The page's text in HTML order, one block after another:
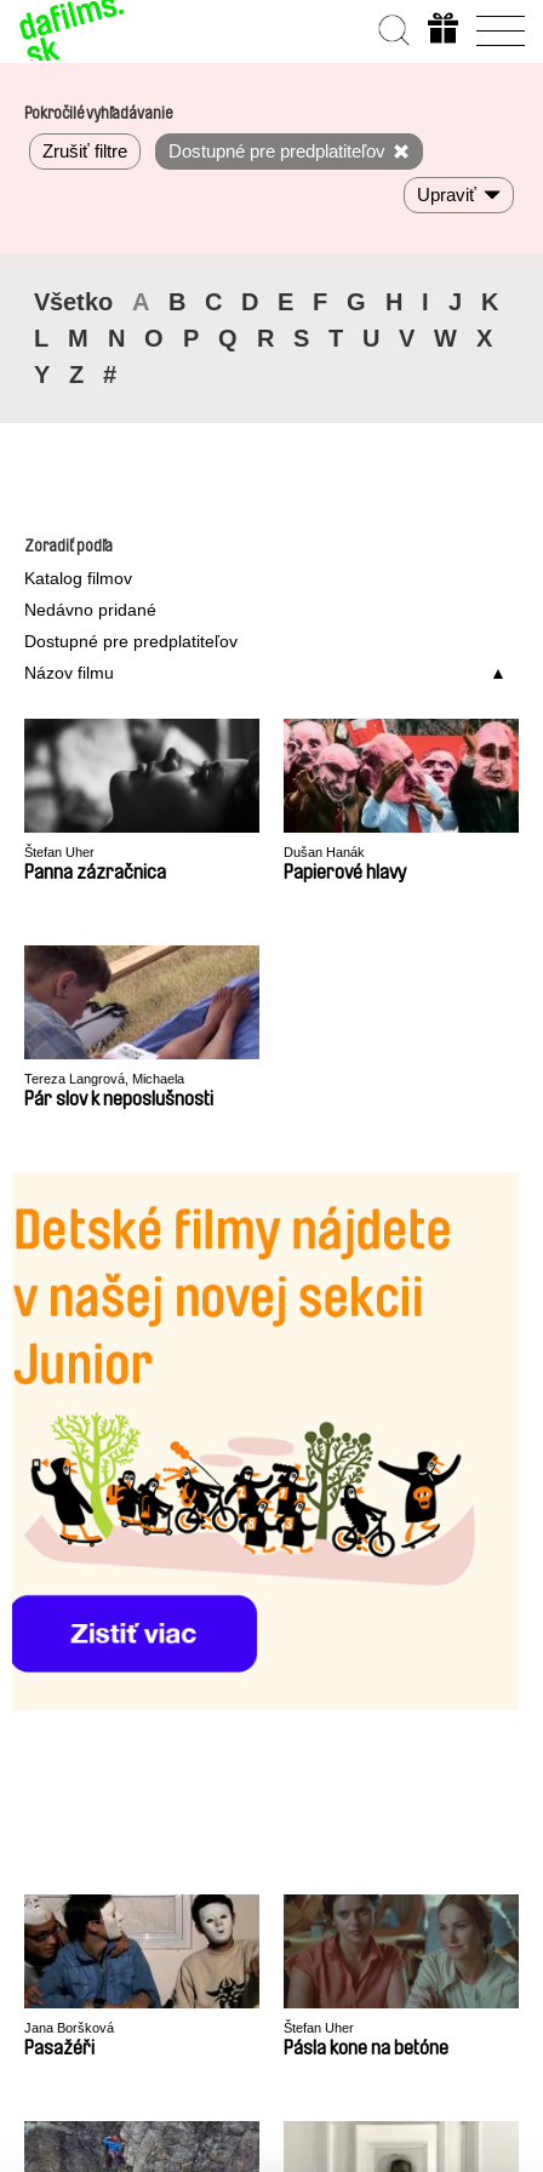
Pokročilé vyhľadávanie
Zrušiť filtre Dostupné pre predplatiteľov
Upraviť
Všetko A B C D E F G H I J
K
L
M N O P Q R S T U V W
X
Y
Z #
Zoradiť podľa
Katalog filmov
Nedávno pridané
Dostupné pre predplatiteľov
Názov filmu
Štefan Uher
Panna zázračnica
Dušan Hanák
Papierové hlavy
Tereza Langrová, Michaela
Weingartová
Pár slov k neposlušnosti
Jana Boršková
Pasažéři
Štefan Uher
Pásla kone na betóne